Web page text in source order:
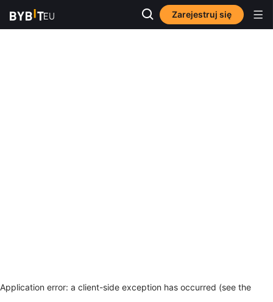
Zarejestruj się
Application error: a client-side exception has occurred (see the